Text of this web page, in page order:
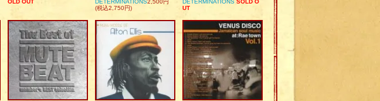
OLD OUT
DETERMINATIONS2,500円
(税込2,750円)
DETERMINATIONS SOLD O
UT